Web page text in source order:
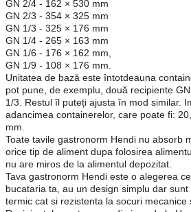
GN 2/4 - 162 × 530 mm
GN 2/3 - 354 × 325 mm
GN 1/3 - 325 × 176 mm
GN 1/4 - 265 × 163 mm
GN 1/6 - 176 × 162 mm,
GN 1/9 - 108 × 176 mm.
Unitatea de bază este întotdeauna
pot pune, de exemplu, două recipiente
1/3. Restul îl puteți ajusta în mod similar.
adancimea containerelor, care poate fi:
mm.
Toate tavile gastronorm Hendi nu absorb
orice tip de aliment dupa folosirea
nu are miros de la alimentul depozitat.
Tava gastronorm Hendi este o alegerea
bucataria ta, au un design simplu dar
termic cat si rezistenta la socuri mecanice